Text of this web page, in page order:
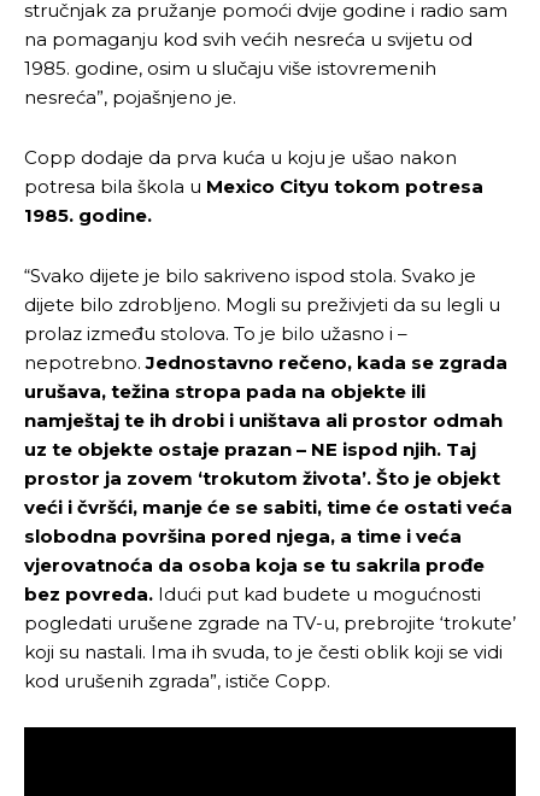
stručnjak za pružanje pomoći dvije godine i radio sam
na pomaganju kod svih većih nesreća u svijetu od
1985. godine, osim u slučaju više istovremenih
nesreća”, pojašnjeno je.
Copp dodaje da prva kuća u koju je ušao nakon
potresa bila škola u Mexico Cityu tokom potresa
1985. godine.
“Svako dijete je bilo sakriveno ispod stola. Svako je
dijete bilo zdrobljeno. Mogli su preživjeti da su legli u
prolaz između stolova. To je bilo užasno i –
nepotrebno.Jednostavno rečeno, kada se zgrada
urušava, težina stropa pada na objekte ili
namještaj te ih drobi i uništava ali prostor odmah
uz te objekte ostaje prazan – NE ispod njih. Taj
prostor ja zovem ‘trokutom života’. Što je objekt
veći i čvršći, manje će se sabiti, time će ostati veća
slobodna površina pored njega, a time i veća
vjerovatnoća da osoba koja se tu sakrila prođe
bez povreda. Idući put kad budete u mogućnosti
pogledati urušene zgrade na TV-u, prebrojite ‘trokute’
koji su nastali. Ima ih svuda, to je česti oblik koji se vidi
kod urušenih zgrada”, ističe Copp.